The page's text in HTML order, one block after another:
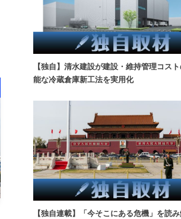
【独自】清水建設が建設・維持管理コス
能な冷蔵倉庫新工法を実用化
【独自連載】「今そこにある危機」を読